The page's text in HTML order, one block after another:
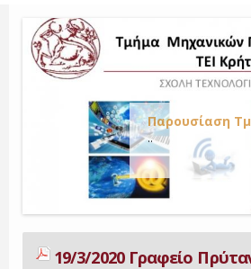
Παρουσίαση
..
Τα τελευταία
οι θεσμικές
εκπαίδευση της
άποψη για
ερευνητικού ..
Ο Πτυχιούχος
Πληροφορικής θα
απαραίτητες
ανάπτυξη
συντήρηση και
πληροφοριακών και
Έρευνα
Σκοπός του
Πληροφορικής του
έρευνα σε νέους
πεδία που θα
Πρόγραμμα
Προπτυχιακό
Σπουδών.....
19/3/2020 Γραφείο